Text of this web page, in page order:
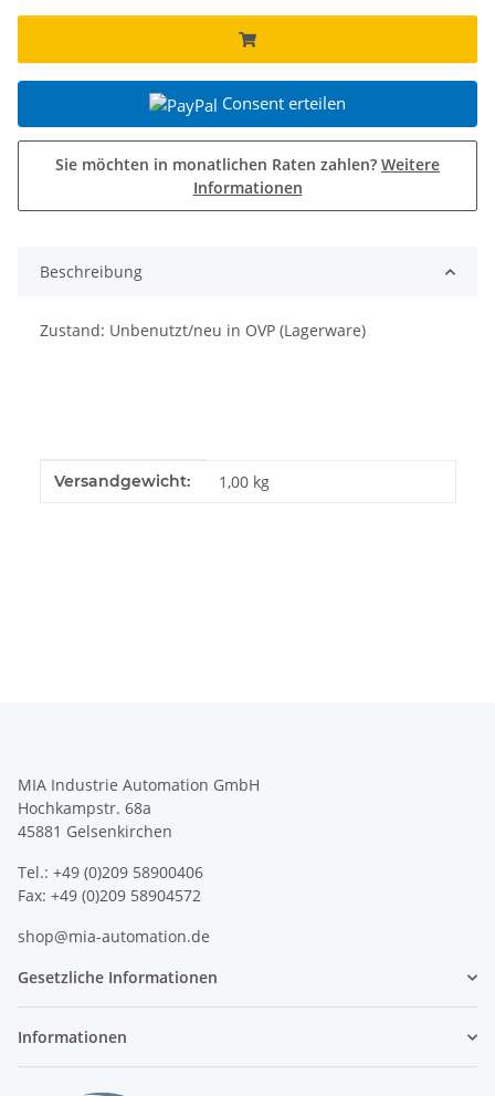
Consent erteilen
Sie möchten in monatlichen Raten zahlen? Weitere
Informationen
Beschreibung
Zustand: Unbenutzt/neu in OVP (Lagerware)
Produkteigenschaft
Wert
Versandgewicht: 1,00 kg
MIA Industrie Automation GmbH
Hochkampstr. 68a
45881 Gelsenkirchen
Tel.: +49 (0)209 58900406
Fax: +49 (0)209 58904572
shop@mia-automation.de
Gesetzliche Informationen
Informationen